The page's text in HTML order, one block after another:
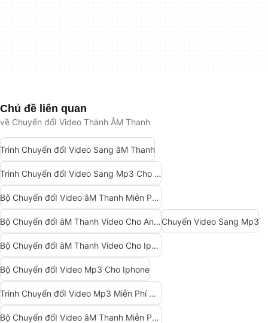
Chủ đề liên quan
về Chuyển đổI Video Thành ÂM Thanh
Trình Chuyển đổI Video Sang âM Thanh
Trình Chuyển đổI Video Sang Mp3 Cho Android
Bộ Chuyển đổI Video âM Thanh Miễn Phí Cho Android
Bộ Chuyển đổI âM Thanh Video Cho AndroidChuyển Video Sang Mp3
Bộ Chuyển đổI âM Thanh Video Cho Iphone
Bộ Chuyển đổI Video Mp3 Cho Iphone
Trình Chuyển đổI Video Mp3 Miễn Phí Cho Android
Bộ Chuyển đổI Video âM Thanh Miễn Phí Cho Iphone